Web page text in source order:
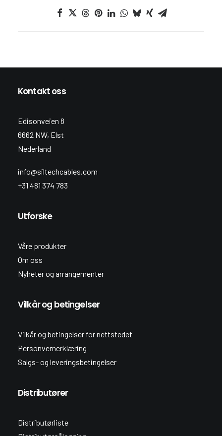
Kontakt oss
Edisonveien 8
6662 NW, Elst
Nederland
info@siltechcables.com
+31 481 374 783
Utforske
Våre produkter
Om oss
Nyheter og arrangementer
Vilkår og betingelser
Vilkår og betingelser for nettstedet
Personvernerklæring
Salgs- og leveringsbetingelser
Distributører
Distributørliste